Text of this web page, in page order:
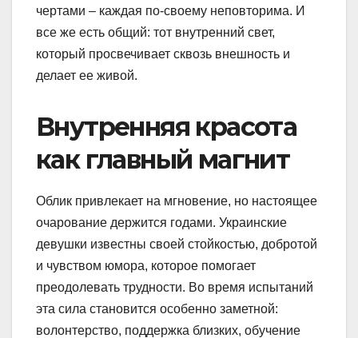
чертами – каждая по-своему неповторима. И
все же есть общий: тот внутренний свет,
который просвечивает сквозь внешность и
делает ее живой.
Внутренняя красота
как главный магнит
Облик привлекает на мгновение, но настоящее
очарование держится годами. Украинские
девушки известны своей стойкостью, добротой
и чувством юмора, которое помогает
преодолевать трудности. Во время испытаний
эта сила становится особенно заметной:
волонтерство, поддержка близких, обучение